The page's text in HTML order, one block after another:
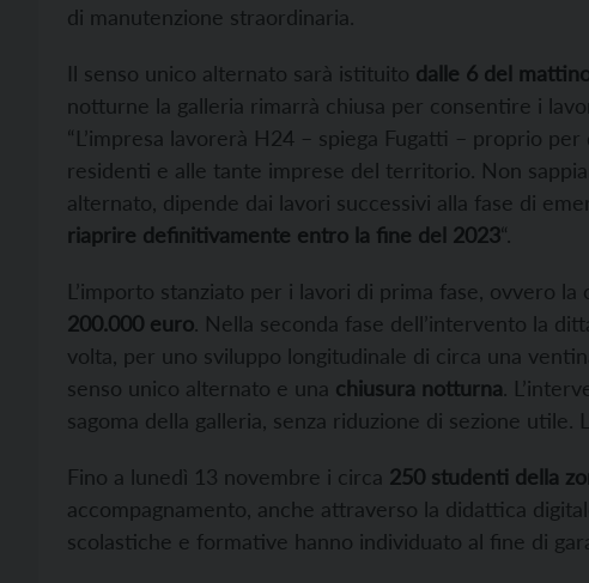
di manutenzione straordinaria.
Il senso unico alternato sarà istituito dalle 6 del
notturne la galleria rimarrà chiusa per consentire i
“L’impresa lavorerà H24 – spiega Fugatti – proprio
residenti e alle tante imprese del territorio. Non
alternato, dipende dai lavori successivi alla fase di
riaprire definitivamente entro la fine del 2023“.
L’importo stanziato per i lavori di prima fase, ovvero
200.000 euro. Nella seconda fase dell’intervento la
volta, per uno sviluppo longitudinale di circa una
senso unico alternato e una chiusura notturna.
sagoma della galleria, senza riduzione di sezione utile.
Fino a lunedì 13 novembre i circa 250 studenti della
accompagnamento, anche attraverso la didattica
scolastiche e formative hanno individuato al fine di